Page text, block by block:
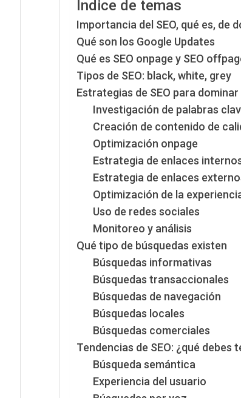
Índice de temas
Importancia del SEO, qué es, de
Qué son los Google Updates
Qué es SEO onpage y SEO
Tipos de SEO: black, white, grey
Estrategias de SEO para
Investigación de palabras
Creación de contenido de
Optimización onpage
Estrategia de enlaces
Estrategia de enlaces
Optimización de la
Uso de redes sociales
Monitoreo y análisis
Qué tipo de búsquedas existen
Búsquedas informativas
Búsquedas transaccionales
Búsquedas de navegación
Búsquedas locales
Búsquedas comerciales
Tendencias de SEO: ¿qué debes
Búsqueda semántica
Experiencia del usuario